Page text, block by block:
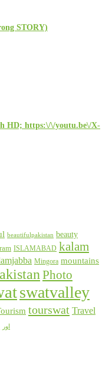
STORY)
HD; https:\/\/youtu.be\/X-
beautifulpakistan beauty
ISLAMABAD kalam
Mingora mountains
Photo
swatvalley
tourswat Travel
اور